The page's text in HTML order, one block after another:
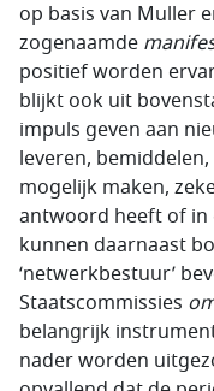
op basis van Muller
zogenaamde
positief worden
blijkt ook uit
impuls geven aan
leveren,
mogelijk maken,
antwoord heeft of in
kunnen daarnaast
‘netwerkbestuur’
Staatscommissies
belangrijk
nader worden